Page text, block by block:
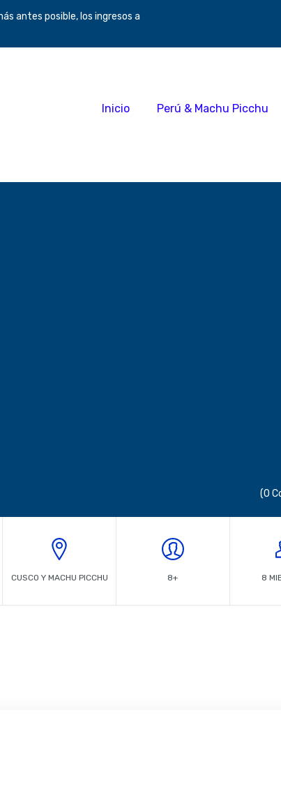
antes posible, los ingresos a
Inicio Perú & Machu Picchu
(0
CUSCO Y MACHU PICCHU 8+ 8